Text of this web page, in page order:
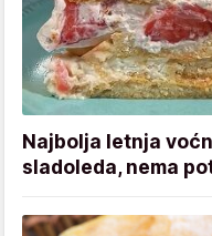
Najbolja letnja
sladoleda, nema